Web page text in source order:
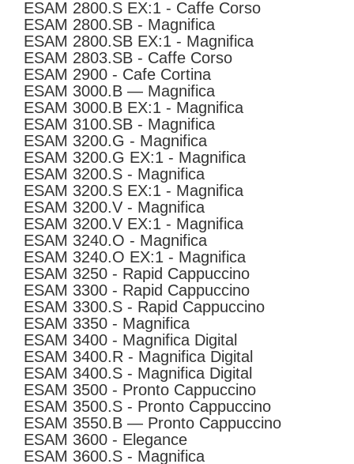
ESAM 2800.S EX:1 - Caffe Corso
ESAM 2800.SB - Magnifica
ESAM 2800.SB EX:1 - Magnifica
ESAM 2803.SB - Caffe Corso
ESAM 2900 - Cafe Cortina
ESAM 3000.B — Magnifica
ESAM 3000.B EX:1 - Magnifica
ESAM 3100.SB - Magnifica
ESAM 3200.G - Magnifica
ESAM 3200.G EX:1 - Magnifica
ESAM 3200.S - Magnifica
ESAM 3200.S EX:1 - Magnifica
ESAM 3200.V - Magnifica
ESAM 3200.V EX:1 - Magnifica
ESAM 3240.O - Magnifica
ESAM 3240.O EX:1 - Magnifica
ESAM 3250 - Rapid Cappuccino
ESAM 3300 - Rapid Cappuccino
ESAM 3300.S - Rapid Cappuccino
ESAM 3350 - Magnifica
ESAM 3400 - Magnifica Digital
ESAM 3400.R - Magnifica Digital
ESAM 3400.S - Magnifica Digital
ESAM 3500 - Pronto Cappuccino
ESAM 3500.S - Pronto Cappuccino
ESAM 3550.B — Pronto Cappuccino
ESAM 3600 - Elegance
ESAM 3600.S - Magnifica